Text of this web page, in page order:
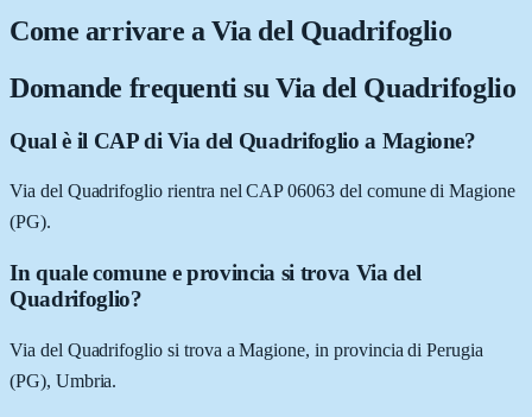
Come arrivare aVia del Quadrifoglio
Domande frequenti su Via del Quadrifoglio
Qual è il CAP di Via del Quadrifoglio a Magione?
Via del Quadrifoglio rientra nel CAP 06063 del comune di Magione
(PG).
In quale comune e provincia si trova Via del
Quadrifoglio?
Via del Quadrifoglio si trova a Magione, in provincia di Perugia
(PG), Umbria.